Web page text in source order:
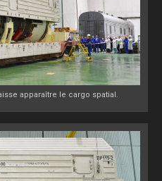
apparaître le cargo spatial.